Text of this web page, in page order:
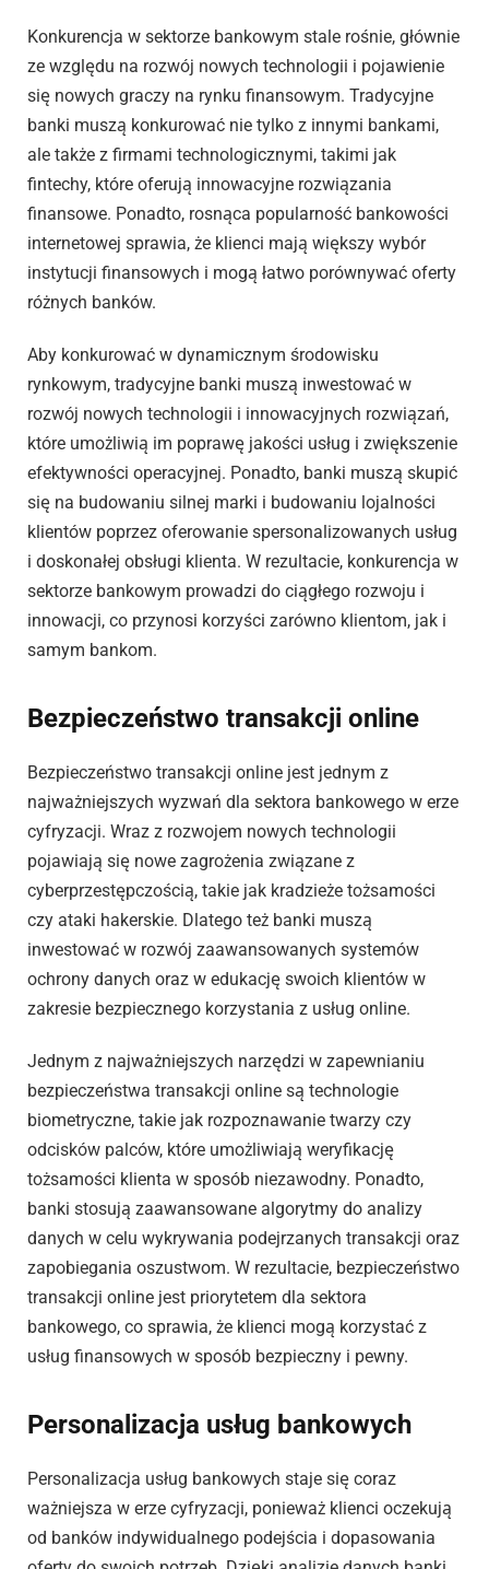
Konkurencja w sektorze bankowym stale rośnie, głównie
ze względu na rozwój nowych technologii i pojawienie
się nowych graczy na rynku finansowym. Tradycyjne
banki muszą konkurować nie tylko z innymi bankami,
ale także z firmami technologicznymi, takimi jak
fintechy, które oferują innowacyjne rozwiązania
finansowe. Ponadto, rosnąca popularność bankowości
internetowej sprawia, że klienci mają większy wybór
instytucji finansowych i mogą łatwo porównywać oferty
różnych banków.
Aby konkurować w dynamicznym środowisku
rynkowym, tradycyjne banki muszą inwestować w
rozwój nowych technologii i innowacyjnych rozwiązań,
które umożliwią im poprawę jakości usług i zwiększenie
efektywności operacyjnej. Ponadto, banki muszą skupić
się na budowaniu silnej marki i budowaniu lojalności
klientów poprzez oferowanie spersonalizowanych usług
i doskonałej obsługi klienta. W rezultacie, konkurencja w
sektorze bankowym prowadzi do ciągłego rozwoju i
innowacji, co przynosi korzyści zarówno klientom, jak i
samym bankom.
Bezpieczeństwo transakcji online
Bezpieczeństwo transakcji online jest jednym z
najważniejszych wyzwań dla sektora bankowego w erze
cyfryzacji. Wraz z rozwojem nowych technologii
pojawiają się nowe zagrożenia związane z
cyberprzestępczością, takie jak kradzieże tożsamości
czy ataki hakerskie. Dlatego też banki muszą
inwestować w rozwój zaawansowanych systemów
ochrony danych oraz w edukację swoich klientów w
zakresie bezpiecznego korzystania z usług online.
Jednym z najważniejszych narzędzi w zapewnianiu
bezpieczeństwa transakcji online są technologie
biometryczne, takie jak rozpoznawanie twarzy czy
odcisków palców, które umożliwiają weryfikację
tożsamości klienta w sposób niezawodny. Ponadto,
banki stosują zaawansowane algorytmy do analizy
danych w celu wykrywania podejrzanych transakcji oraz
zapobiegania oszustwom. W rezultacie, bezpieczeństwo
transakcji online jest priorytetem dla sektora
bankowego, co sprawia, że klienci mogą korzystać z
usług finansowych w sposób bezpieczny i pewny.
Personalizacja usług bankowych
Personalizacja usług bankowych staje się coraz
ważniejsza w erze cyfryzacji, ponieważ klienci oczekują
od banków indywidualnego podejścia i dopasowania